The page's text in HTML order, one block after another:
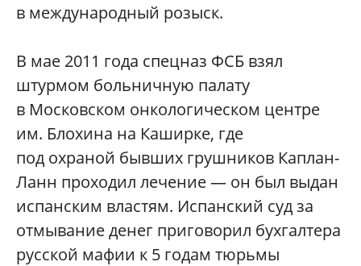
в международный розыск.
В мае 2011 года спецназ ФСБ взял
штурмом больничную палату
в Московском онкологическом центре
им. Блохина на Каширке, где
под охраной бывших грушников Каплан-
Ланн проходил лечение — он был выдан
испанским властям. Испанский суд за
отмывание денег приговорил бухгалтера
русской мафии к 5 годам тюрьмы